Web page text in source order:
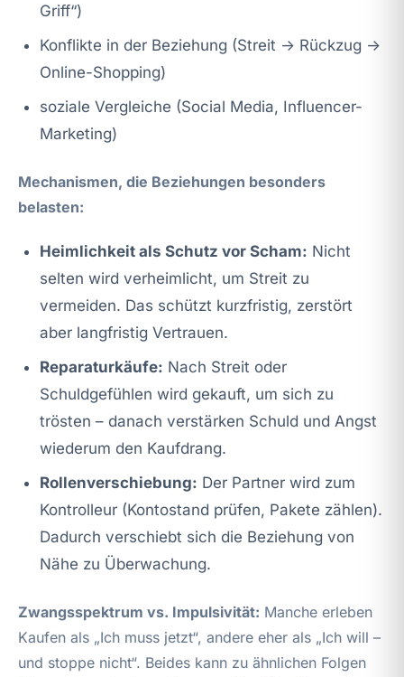
Griff“)
Konflikte in der Beziehung (Streit → Rückzug →
Online-Shopping)
soziale Vergleiche (Social Media, Influencer-
Marketing)
Mechanismen, die Beziehungen besonders
belasten:
Heimlichkeit als Schutz vor Scham: Nicht
selten wird verheimlicht, um Streit zu
vermeiden. Das schützt kurzfristig, zerstört
aber langfristig Vertrauen.
Reparaturkäufe: Nach Streit oder
Schuldgefühlen wird gekauft, um sich zu
trösten – danach verstärken Schuld und Angst
wiederum den Kaufdrang.
Rollenverschiebung: Der Partner wird zum
Kontrolleur (Kontostand prüfen, Pakete zählen).
Dadurch verschiebt sich die Beziehung von
Nähe zu Überwachung.
Zwangsspektrum vs. Impulsivität: Manche erleben
Kaufen als „Ich muss jetzt“, andere eher als „Ich will –
und stoppe nicht“. Beides kann zu ähnlichen Folgen